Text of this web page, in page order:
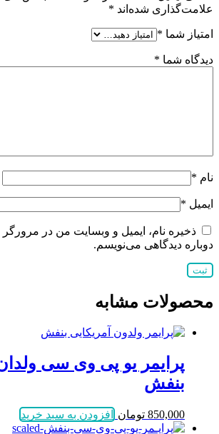
علامت‌گذاری شده‌اند *
امتیاز شما *
دیدگاه شما *
نام *
ایمیل *
ذخیره نام، ایمیل و وبسایت من در مرورگر
دوباره دیدگاهی می‌نویسم.
محصولات مشابه
پرایمر یو پی وی سی
بنفش
850,000 تومان افزودن به سبد خرید